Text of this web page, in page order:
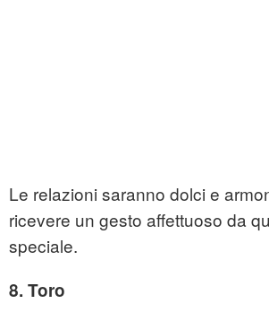
Le relazioni saranno dolci e
ricevere un gesto affettuoso da
speciale.
8. Toro